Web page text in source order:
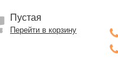
Пустая
Перейти в корзину